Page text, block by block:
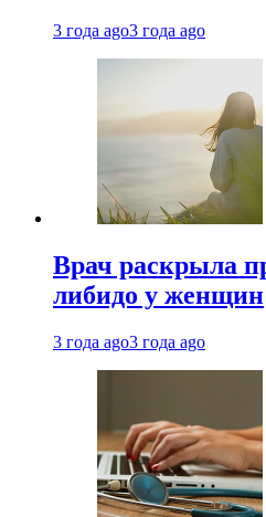
3 года ago3 года ago
Врач раскрыла
либидо у женщин
3 года ago3 года ago